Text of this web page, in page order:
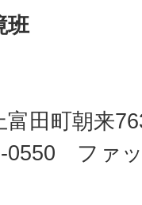
班
田町朝来
0550 ファ